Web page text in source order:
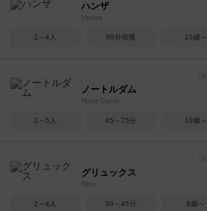
ハンザ
Hansa
2～4人 60分前後 10歳～
ノートルダム
Notre Dame
2～5人 45～75分 10歳～
グリュックス
Glüx
2～4人 30～45分 8歳～